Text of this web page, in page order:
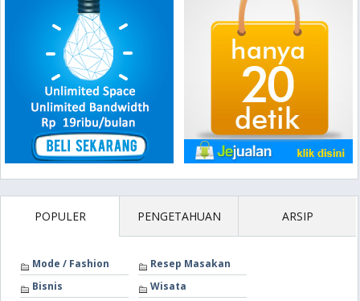
POPULER PENGETAHUAN ARSIP
Mode / Fashion
Resep Masakan
Bisnis
Wisata